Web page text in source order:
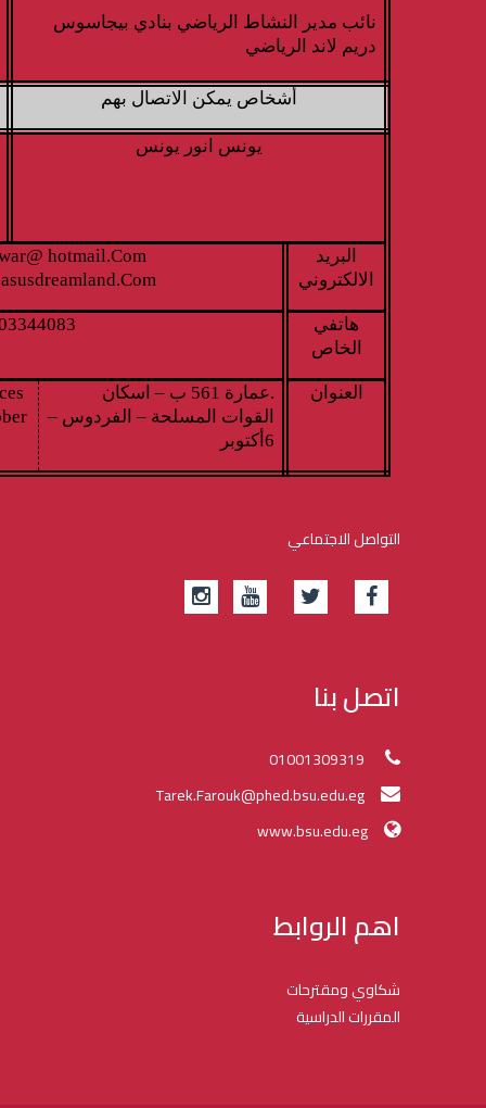
نائب مدير النشاط الرياضي بنادي بيجاسوس
دريم لاند الرياضي
أشخاص يمكن الاتصال بهم
يونس انور يونس
البريد
الالكتروني
hotmail.Com
هاتفي
الخاص
العنوان
.عمارة 561 ب – اسكان
القوات المسلحة – الفردوس –
6أكتوبر
التواصل الاجتماعي
اتصل بنا
www.bsu.edu.eg
اهم الروابط
شكاوي ومقترحات
المقررات الدراسية